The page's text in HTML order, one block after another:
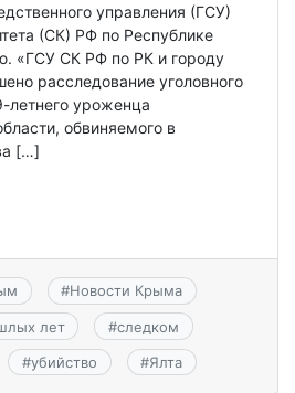
управления (ГСУ)
(СК) РФ по Республике
«ГСУ СК РФ по РК и городу
расследование уголовного
летнего уроженца
обвиняемого в
[…]
#Новости Крыма
лет #следком
#убийство #Ялта